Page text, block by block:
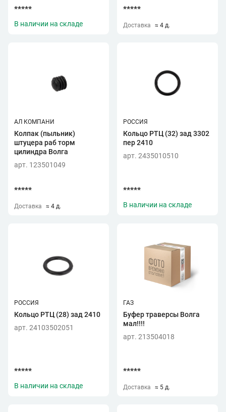
*****
В наличии на складе
*****
Доставка ≈ 4 д.
АЛ КОМПАНИ
Колпак (пыльник)
штуцера раб торм
цилиндра Волга
арт. 123501049
*****
Доставка ≈ 4 д.
РОССИЯ
Кольцо РТЦ (32) зад 3302
пер 2410
арт. 2435010510
*****
В наличии на складе
РОССИЯ
Кольцо РТЦ (28) зад 2410
арт. 24103502051
*****
В наличии на складе
ГАЗ
Буфер траверсы Волга
мал!!!!
арт. 213504018
*****
Доставка ≈ 5 д.